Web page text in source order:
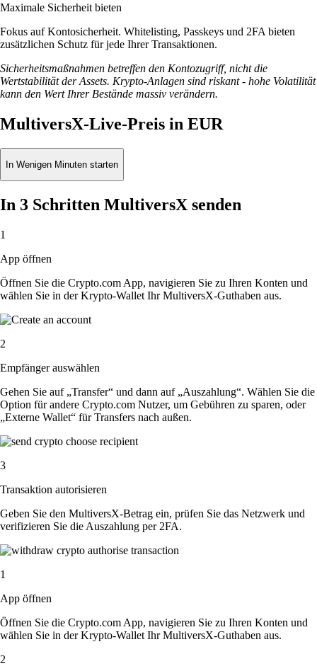
Maximale Sicherheit bieten
Fokus auf Kontosicherheit. Whitelisting, Passkeys und 2FA bieten
zusätzlichen Schutz für jede Ihrer Transaktionen.
Sicherheitsmaßnahmen betreffen den Kontozugriff, nicht die
Wertstabilität der Assets. Krypto-Anlagen sind riskant - hohe Volatilität
kann den Wert Ihrer Bestände massiv verändern.
MultiversX-Live-Preis in EUR
In Wenigen Minuten starten
In 3 Schritten MultiversX senden
1
App öffnen
Öffnen Sie die Crypto.com App, navigieren Sie zu Ihren Konten und
wählen Sie in der Krypto-Wallet Ihr MultiversX-Guthaben aus.
2
Empfänger auswählen
Gehen Sie auf „Transfer“ und dann auf „Auszahlung“. Wählen Sie die
Option für andere Crypto.com Nutzer, um Gebühren zu sparen, oder
„Externe Wallet“ für Transfers nach außen.
3
Transaktion autorisieren
Geben Sie den MultiversX-Betrag ein, prüfen Sie das Netzwerk und
verifizieren Sie die Auszahlung per 2FA.
1
App öffnen
Öffnen Sie die Crypto.com App, navigieren Sie zu Ihren Konten und
wählen Sie in der Krypto-Wallet Ihr MultiversX-Guthaben aus.
2